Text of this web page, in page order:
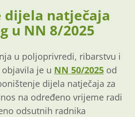
dijela natječaja
u NN 8/2025
u poljoprivredi, ribarstvu i
je u NN 50/2025 od
dijela natječaja za
na određeno vrijeme radi
odsutnih radnika